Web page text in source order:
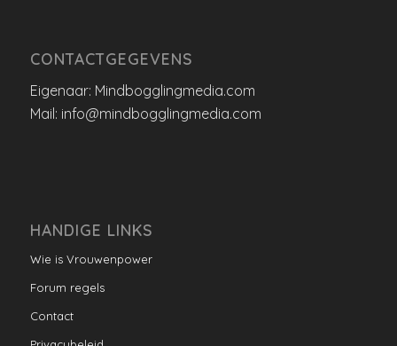
CONTACTGEGEVENS
Eigenaar: Mindbogglingmedia.com
Mail: info@mindbogglingmedia.com
HANDIGE LINKS
Wie is Vrouwenpower
Forum regels
Contact